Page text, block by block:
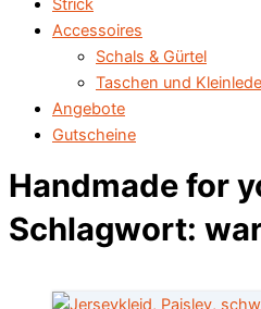
Strick
Accessoires
Schals & Gürtel
Taschen und
Angebote
Gutscheine
Handmade for
Schlagwort: